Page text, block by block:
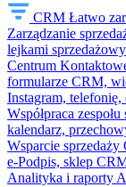
CRM Łatwo
Zarządzanie
lejkami
Centrum
formularze CRM,
Instagram, telefonię,
Współpraca
kalendarz,
Wsparcie sprzedaży
e-Podpis, sklep
Analityka i raporty